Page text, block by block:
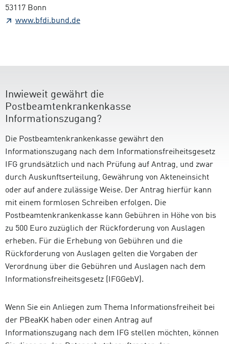
53117 Bonn
www.bfdi.bund.de
Inwieweit gewährt die
Postbeamtenkrankenkasse
Informationszugang?
Die Postbeamtenkrankenkasse gewährt den
Informationszugang nach dem Informationsfreiheitsgesetz
IFG grundsätzlich und nach Prüfung auf Antrag, und zwar
durch Auskunftserteilung, Gewährung von Akteneinsicht
oder auf andere zulässige Weise. Der Antrag hierfür kann
mit einem formlosen Schreiben erfolgen. Die
Postbeamtenkrankenkasse kann Gebühren in Höhe von bis
zu 500 Euro zuzüglich der Rückforderung von Auslagen
erheben. Für die Erhebung von Gebühren und die
Rückforderung von Auslagen gelten die Vorgaben der
Verordnung über die Gebühren und Auslagen nach dem
Informationsfreiheitsgesetz (IFGGebV).
Wenn Sie ein Anliegen zum Thema Informationsfreiheit bei
der PBeaKK haben oder einen Antrag auf
Informationszugang nach dem IFG stellen möchten, können